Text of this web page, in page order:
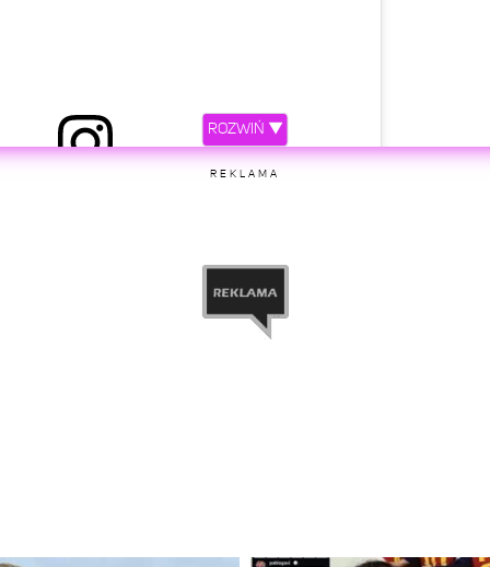
Mateusz Krzyżanowski (@_minimajk)
ROZWIŃ ▼
REKLAMA